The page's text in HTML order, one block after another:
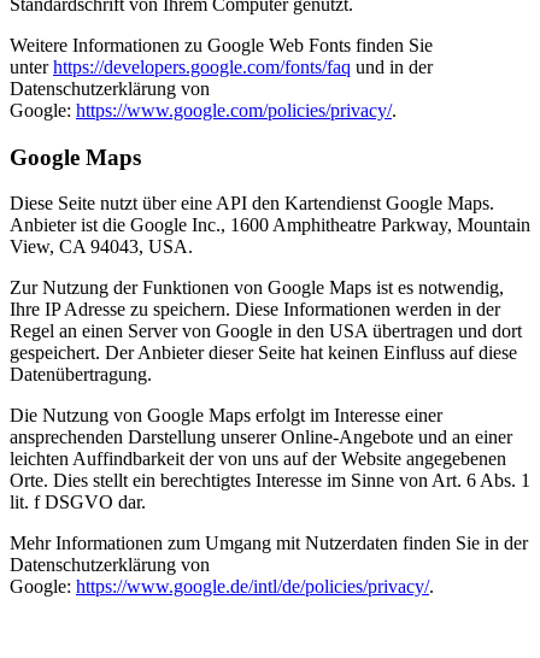
Standardschrift von Ihrem Computer genutzt.
Weitere Informationen zu Google Web Fonts finden Sie
unter https://developers.google.com/fonts/faq und in der
Datenschutzerklärung von
Google: https://www.google.com/policies/privacy/.
Google Maps
Diese Seite nutzt über eine API den Kartendienst Google Maps.
Anbieter ist die Google Inc., 1600 Amphitheatre Parkway, Mountain
View, CA 94043, USA.
Zur Nutzung der Funktionen von Google Maps ist es notwendig,
Ihre IP Adresse zu speichern. Diese Informationen werden in der
Regel an einen Server von Google in den USA übertragen und dort
gespeichert. Der Anbieter dieser Seite hat keinen Einfluss auf diese
Datenübertragung.
Die Nutzung von Google Maps erfolgt im Interesse einer
ansprechenden Darstellung unserer Online-Angebote und an einer
leichten Auffindbarkeit der von uns auf der Website angegebenen
Orte. Dies stellt ein berechtigtes Interesse im Sinne von Art. 6 Abs. 1
lit. f DSGVO dar.
Mehr Informationen zum Umgang mit Nutzerdaten finden Sie in der
Datenschutzerklärung von
Google: https://www.google.de/intl/de/policies/privacy/.